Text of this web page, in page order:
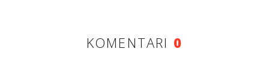
KOMENTARI 0